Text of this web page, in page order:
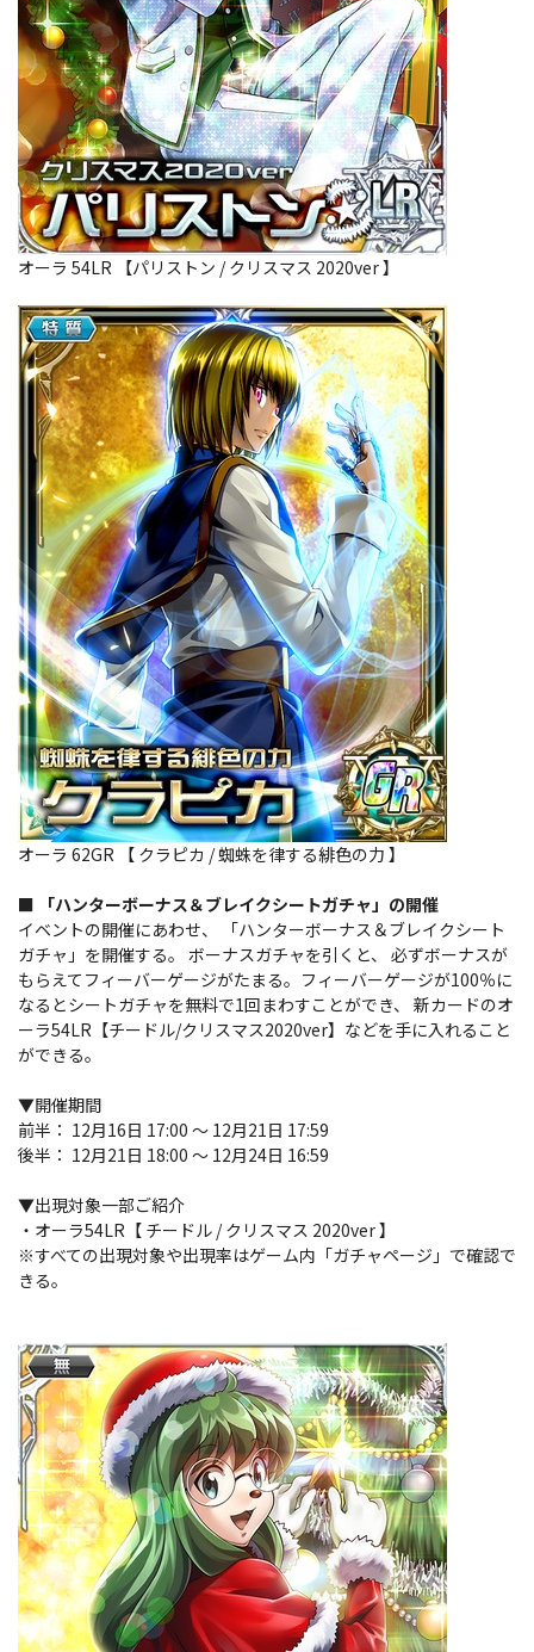
オーラ 54LR 【パリストン / クリスマス 2020ver 】
オーラ 62GR 【 クラピカ / 蜘蛛を律する緋色の力 】
■ 「ハンターボーナス＆ブレイクシートガチャ」の開催
イベントの開催にあわせ、 「ハンターボーナス＆ブレイクシート
ガチャ」を開催する。 ボーナスガチャを引くと、 必ずボーナスが
もらえてフィーバーゲージがたまる。フィーバーゲージが100％に
なるとシートガチャを無料で1回まわすことができ、 新カードのオ
ーラ54LR【チードル/クリスマス2020ver】などを手に入れること
ができる。
▼開催期間
前半： 12月16日 17:00 ～ 12月21日 17:59
後半： 12月21日 18:00 ～ 12月24日 16:59
▼出現対象一部ご紹介
・オーラ54LR【 チードル / クリスマス 2020ver 】
※すべての出現対象や出現率はゲーム内「ガチャページ」で確認で
きる。